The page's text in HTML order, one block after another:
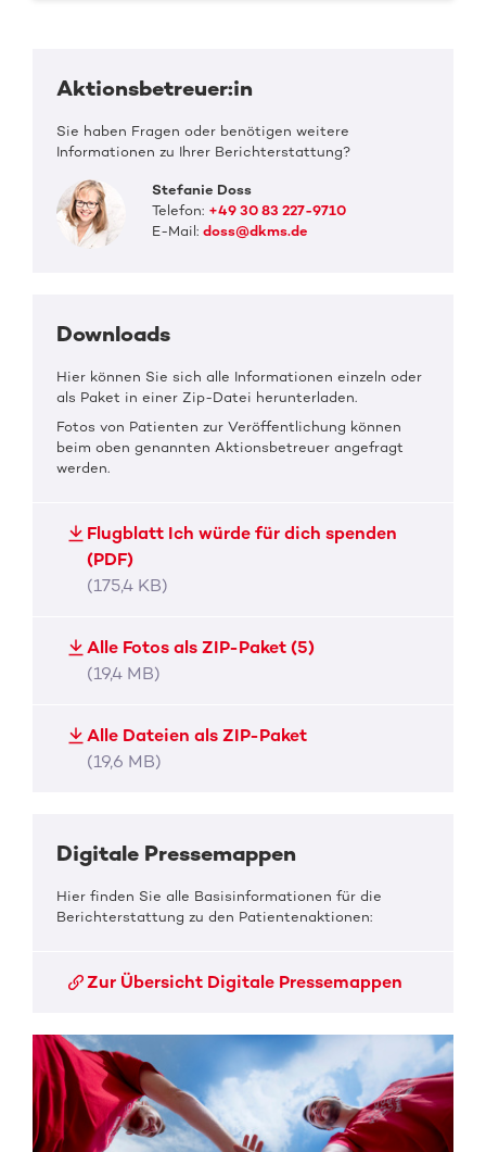
Aktionsbetreuer:in
Sie haben Fragen oder benötigen weitere
Informationen zu Ihrer Berichterstattung?
Stefanie Doss
Telefon: +49 30 83 227-9710
E-Mail:doss@dkms.de
Downloads
Hier können Sie sich alle Informationen einzeln oder
als Paket in einer Zip-Datei herunterladen.
Fotos von Patienten zur Veröffentlichung können
beim oben genannten Aktionsbetreuer angefragt
werden.
Flugblatt Ich würde für dich spenden
(PDF)
(175,4 KB)
Alle Fotos als ZIP-Paket (5)
(19,4 MB)
Alle Dateien als ZIP-Paket
(19,6 MB)
Digitale Pressemappen
Hier finden Sie alle Basisinformationen für die
Berichterstattung zu den Patientenaktionen:
Zur Übersicht Digitale Pressemappen